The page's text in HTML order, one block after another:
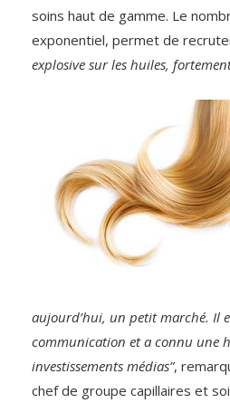
soins haut de gamme. Le
exponentiel, permet de
explosive sur les huiles,
aujourd’hui, un petit marché. Il
communication et a connu une
investissements médias”,
chef de groupe capillaires et